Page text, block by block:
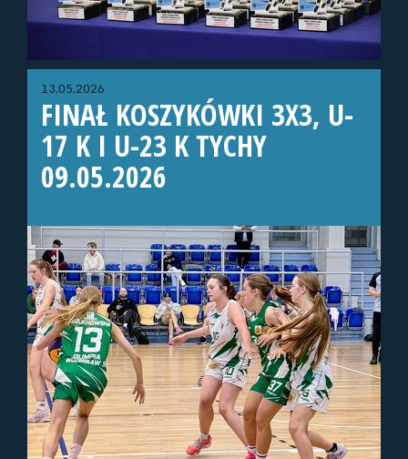
13.05.2026
FINAŁ KOSZYKÓWKI 3X3, U-
17 K I U-23 K TYCHY
09.05.2026